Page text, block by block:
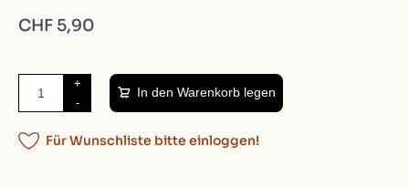
CHF 5,90
+
-
In den Warenkorb legen
Für Wunschliste bitte einloggen!